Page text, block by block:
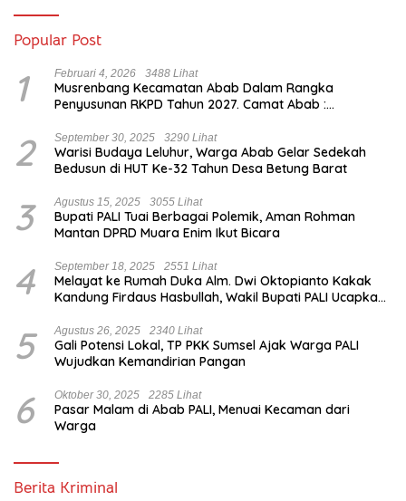
Popular Post
1 Februari 4, 2026 3488 Lihat
Musrenbang Kecamatan Abab Dalam Rangka
Penyusunan RKPD Tahun 2027. Camat Abab :
2 September 30, 2025 3290 Lihat
Warisi Budaya Leluhur, Warga Abab Gelar Sedekah
Bedusun di HUT Ke-32 Tahun Desa Betung Barat
3 Agustus 15, 2025 3055 Lihat
Bupati PALI Tuai Berbagai Polemik, Aman Rohman
Mantan DPRD Muara Enim Ikut Bicara
4 September 18, 2025 2551 Lihat
Melayat ke Rumah Duka Alm. Dwi Oktopianto Kakak
Kandung Firdaus Hasbullah, Wakil Bupati PALI Ucapkan
5 Agustus 26, 2025 2340 Lihat
Gali Potensi Lokal, TP PKK Sumsel Ajak Warga PALI
Wujudkan Kemandirian Pangan
6 Oktober 30, 2025 2285 Lihat
Pasar Malam di Abab PALI, Menuai Kecaman dari
Warga
Berita Kriminal